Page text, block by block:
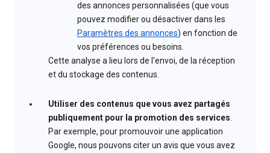
des annonces personnalisées (que vous
pouvez modifier ou désactiver dans les
Paramètres des annonces) en fonction de
vos préférences ou besoins.
Cette analyse a lieu lors de l'envoi, de la réception
et du stockage des contenus.
Utiliser des contenus que vous avez partagés
publiquement pour la promotion des services.
Par exemple, pour promouvoir une application
Google, nous pouvons citer un avis que vous avez